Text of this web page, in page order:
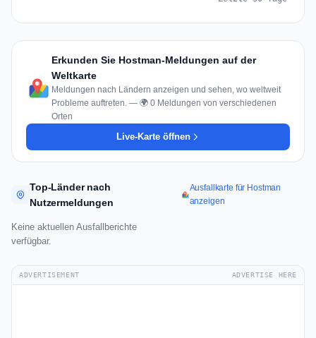
Erkunden Sie Hostman-Meldungen auf der
Weltkarte
Meldungen nach Ländern anzeigen und sehen, wo weltweit
Probleme auftreten. — 🌍 0 Meldungen von verschiedenen
Orten
Live-Karte öffnen
Top-Länder nach
Nutzermeldungen
Ausfallkarte für Hostman
anzeigen
Keine aktuellen Ausfallberichte
verfügbar.
ADVERTISEMENT ADVERTISE HERE